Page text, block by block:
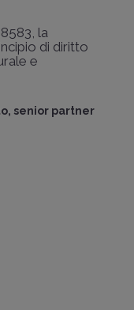
la
di diritto
e
senior partner